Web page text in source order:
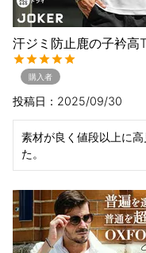
汗ジミ防止鹿の子衿高
購入者
投稿日 2025/09/30
素材が良く値段以上に
た。